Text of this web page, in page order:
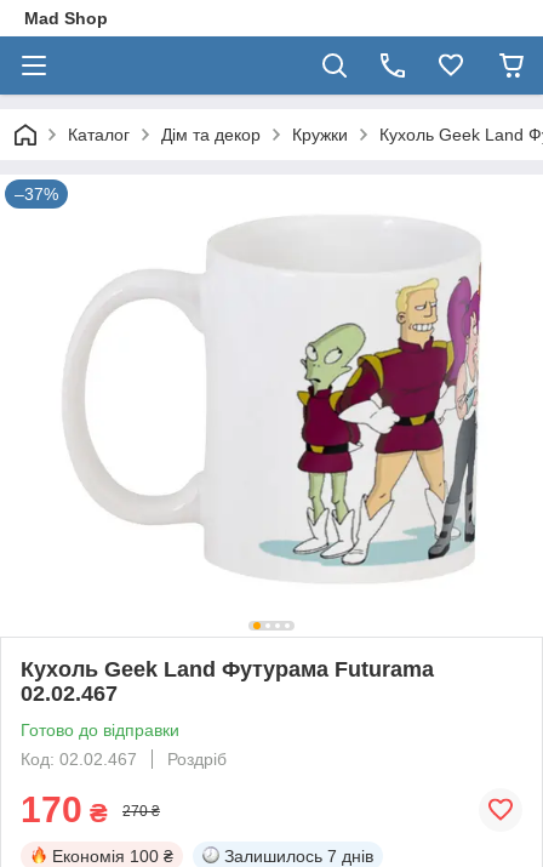
Mad Shop
Каталог Дім та декор Кружки Кухоль Geek Land
–37%
Кухоль Geek Land Футурама Futurama
02.02.467
Готово до відправки
Код: 02.02.467
Роздріб
170 ₴ 270 ₴
Економія 100 ₴ Залишилось 7 днів